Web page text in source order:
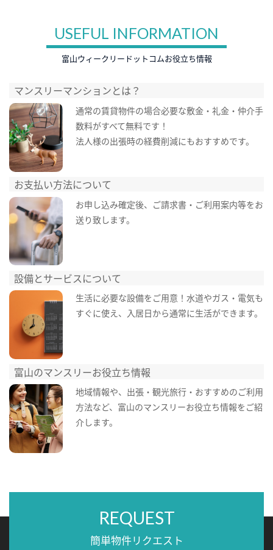
USEFUL INFORMATION
富山ウィークリードットコムお役立ち情報
マンスリーマンションとは？
通常の賃貸物件の場合必要な敷金・礼金・仲介手
数料がすべて無料です！
法人様の出張時の経費削減にもおすすめです。
お支払い方法について
お申し込み確定後、ご請求書・ご利用案内等をお
送り致します。
設備とサービスについて
生活に必要な設備をご用意！水道やガス・電気も
すぐに使え、入居日から通常に生活ができます。
富山のマンスリーお役立ち情報
地域情報や、出張・観光旅行・おすすめのご利用
方法など、富山のマンスリーお役立ち情報をご紹
介します。
REQUEST
簡単物件リクエスト